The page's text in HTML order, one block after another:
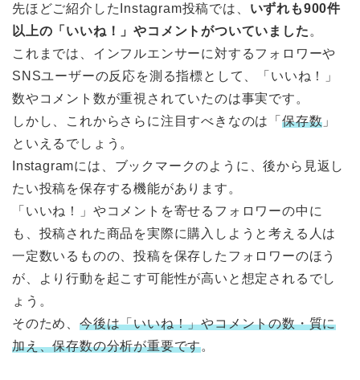
先ほどご紹介したInstagram投稿では、 いずれも900件
以上の「いいね！」やコメントがついていました 。
これまでは、インフルエンサーに対するフォロワーや
SNSユーザーの反応を測る指標として、「いいね！」
数やコメント数が重視されていたのは事実です。
しかし、これからさらに注目すべきなのは「保存数 」
といえるでしょう。
Instagramには、ブックマークのように、後から見返し
たい投稿を保存する機能があります。
「いいね！」やコメントを寄せるフォロワーの中に
も、投稿された商品を実際に購入しようと考える人は
一定数いるものの、投稿を保存したフォロワーのほう
が、より行動を起こす可能性が高いと想定されるでし
ょう。
そのため、 今後は「いいね！」やコメントの数・質に
加え、保存数の分析が重要です。